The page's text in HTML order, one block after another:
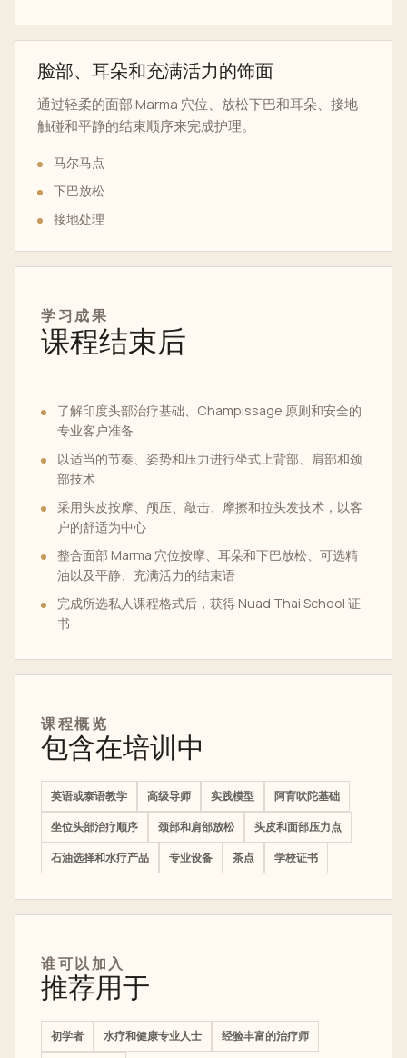
脸部、耳朵和充满活力的饰面
通过轻柔的面部 Marma 穴位、放松下巴和耳朵、接地
触碰和平静的结束顺序来完成护理。
马尔马点
下巴放松
接地处理
学习成果
课程结束后
了解印度头部治疗基础、Champissage 原则和安全的
专业客户准备
以适当的节奏、姿势和压力进行坐式上背部、肩部和颈
部技术
采用头皮按摩、颅压、敲击、摩擦和拉头发技术，以客
户的舒适为中心
整合面部 Marma 穴位按摩、耳朵和下巴放松、可选精
油以及平静、充满活力的结束语
完成所选私人课程格式后，获得 Nuad Thai School 证
书
课程概览
包含在培训中
英语或泰语教学 高级导师 实践模型
阿育吠陀基础
坐位头部治疗顺序
颈部和肩部放松
头皮和面部压力点
石油选择和水疗产品
专业设备 茶点 学校证书
谁可以加入
推荐用于
初学者 水疗和健康专业人士
经验丰富的治疗师